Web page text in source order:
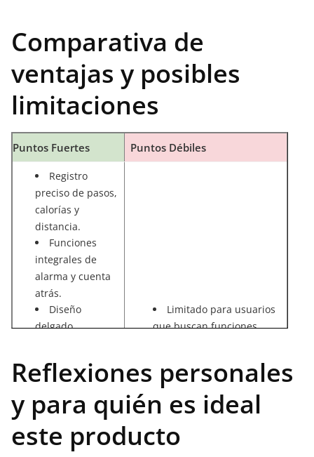
Comparativa de
ventajas y posibles
limitaciones
Puntos Fuertes Puntos Débiles
Registro
preciso de pasos,
calorías y
distancia.
Funciones
integrales de
alarma y cuenta
atrás.
Diseño
delgado,
moderno.
Correa de
que se adapta a
distintos estilos.
Resistencia al
Limitado para usuarios
que buscan funciones
Pantalla básica en
comparación con
smartwatches de gama alta.
Reflexiones personales
y para quién es ideal
este producto